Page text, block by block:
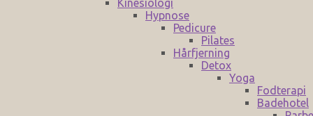
Kinesiologi
Hypnose
Pedicure
Pilates
Hårfjerning
Detox
Yoga
Fodterapi
Badehotel